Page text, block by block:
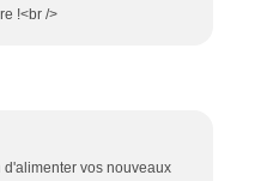
!<br />
vos nouveaux